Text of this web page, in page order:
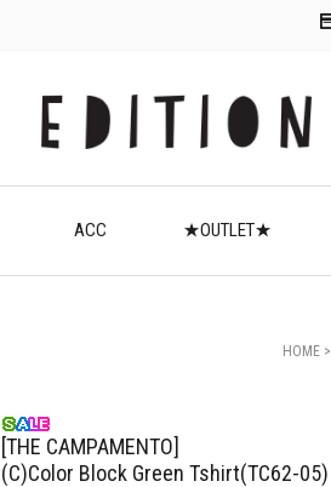
ACC ★OUTLET★
HOME >
[THE CAMPAMENTO]
(C)Color Block Green Tshirt(TC62-05)